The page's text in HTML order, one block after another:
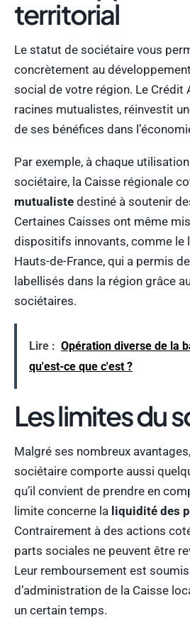
territorial
Le statut de sociétaire vous
concrètement au
social de votre région. Le Crédit
racines mutualistes, réinvestit
de ses bénéfices dans
Par exemple, à chaque
sociétaire, la Caisse régionale
mutualiste destiné à soutenir
Certaines Caisses ont même
dispositifs innovants, comme le
Hauts-de-France, qui a permis
labellisés dans la région grâce
sociétaires.
Lire : Opération diverse de la
qu'est-ce que c'est ?
Les limites du
Malgré ses nombreux
sociétaire comporte aussi
qu’il convient de prendre en
limite concerne la liquidité des
Contrairement à des actions
parts sociales ne peuvent être
Leur remboursement est soumis
d’administration de la Caisse
un certain temps.